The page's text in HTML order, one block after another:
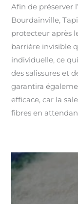
Afin de préserver
Bourdainville,
protecteur après
barrière invisible
individuelle, ce
des salissures et
garantira
efficace, car la
fibres en